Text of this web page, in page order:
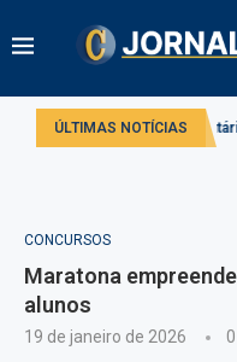
ÚLTIMAS NOTÍCIAS
Reforma tributária: alíquota do
CONCURSOS
Maratona
alunos
19 de janeiro de 2026